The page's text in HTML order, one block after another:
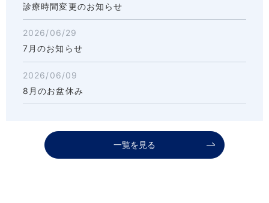
診療時間変更のお知らせ
2026/06/29
7月のお知らせ
2026/06/09
8月のお盆休み
一覧を見る